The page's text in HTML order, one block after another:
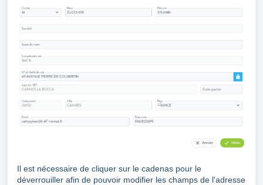
Il est nécessaire de cliquer sur le cadenas pour le
déverrouiller afin de pouvoir modifier les champs de l'adresse